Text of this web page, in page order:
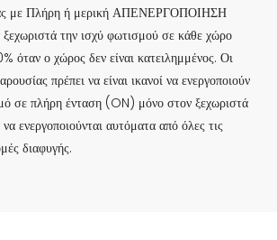
με Πλήρη ή μερική ΑΠΕΝΕΡΓΟΠΟΙΗΣΗ
την ισχύ φωτισμού σε κάθε χώρο
όταν ο χώρος δεν είναι κατειλημμένος. Οι
πρέπει να είναι ικανοί να ενεργοποιούν
σε πλήρη ένταση (ON) μόνο στον ξεχωριστά
ενεργοποιούνται αυτόματα από όλες τις
διαφυγής.